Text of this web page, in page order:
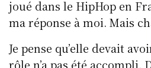
joué dans le HipHop en
ma réponse à moi. Mais
Je pense qu’elle devait
rôle n’a pas été accompli.